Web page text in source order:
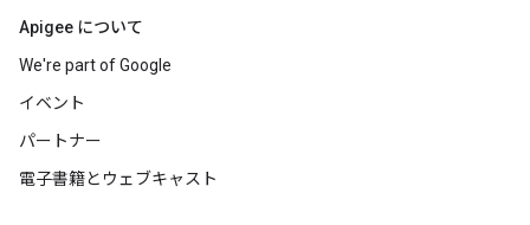
Apigee について
We're part of Google
イベント
パートナー
電子書籍とウェブキャスト